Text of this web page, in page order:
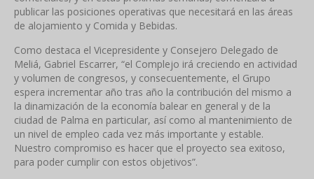
publicar las posiciones operativas que necesitará en las áreas
de alojamiento y Comida y Bebidas.
Como destaca el Vicepresidente y Consejero Delegado de
Meliá, Gabriel Escarrer, “el Complejo irá creciendo en actividad
y volumen de congresos, y consecuentemente, el Grupo
espera incrementar año tras año la contribución del mismo a
la dinamización de la economía balear en general y de la
ciudad de Palma en particular, así como al mantenimiento de
un nivel de empleo cada vez más importante y estable.
Nuestro compromiso es hacer que el proyecto sea exitoso,
para poder cumplir con estos objetivos”.